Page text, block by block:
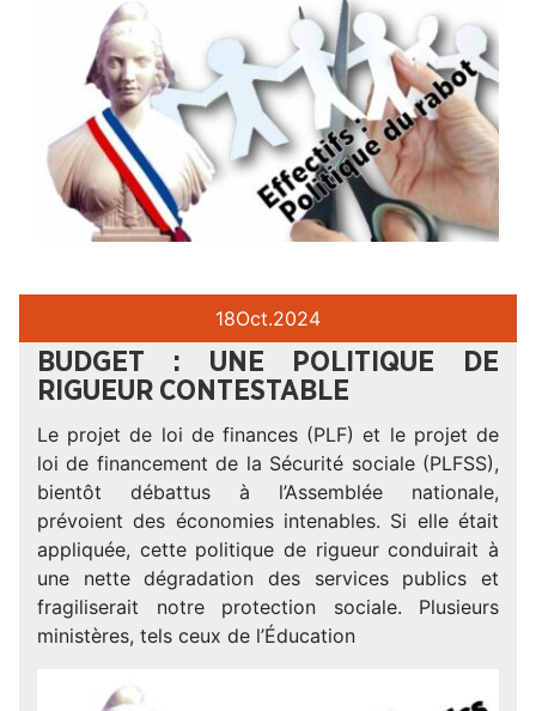
18Oct.2024
BUDGET : UNE POLITIQUE DE
RIGUEUR CONTESTABLE
Le projet de loi de finances (PLF) et le projet de
loi de financement de la Sécurité sociale (PLFSS),
bientôt débattus à l’Assemblée nationale,
prévoient des économies intenables. Si elle était
appliquée, cette politique de rigueur conduirait à
une nette dégradation des services publics et
fragiliserait notre protection sociale. Plusieurs
ministères, tels ceux de l’Éducation